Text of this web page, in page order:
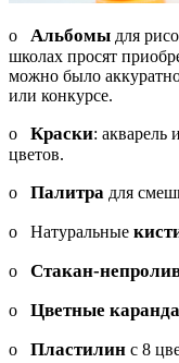
o Альбомы для
школах просят
можно было
или конкурсе.
o Краски:
цветов.
o Палитра для
o Натуральные
o Стакан-
o Цветные
o Пластилин с 8